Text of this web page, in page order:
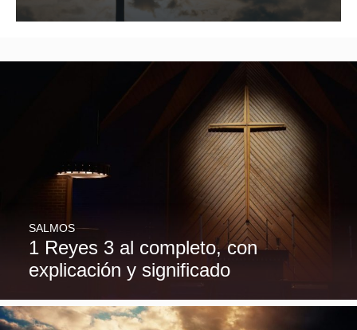
1 Reyes 3 al completo, con
explicación y significado
SALMOS